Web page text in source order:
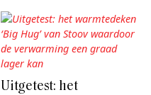
Uitgetest: het